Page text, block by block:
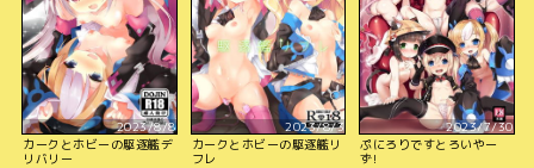
2023/8/8
カークとホビーの駆逐艦デ
リバリー
2023/8/3
カークとホビーの駆逐艦リ
フレ
2023/7/30
ぷにろりですとろいやー
ず!